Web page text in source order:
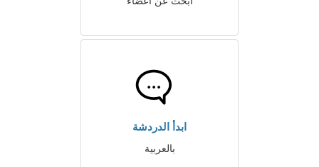
ابدأ الدردشة
بالعربية